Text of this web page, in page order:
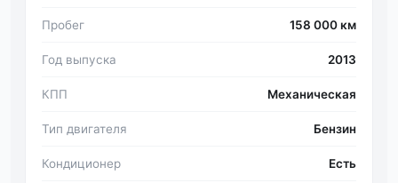
Пробег 158 000 км
Год выпуска 2013
КПП Механическая
Тип двигателя Бензин
Кондиционер Есть